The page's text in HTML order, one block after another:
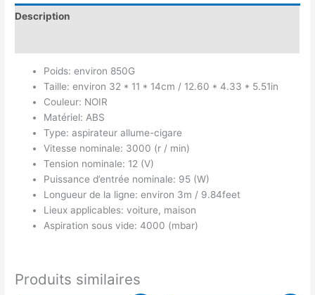
Description
Poids: environ 850G
Taille: environ 32 * 11 * 14cm / 12.60 * 4.33 * 5.51in
Couleur: NOIR
Matériel: ABS
Type: aspirateur allume-cigare
Vitesse nominale: 3000 (r / min)
Tension nominale: 12 (V)
Puissance d’entrée nominale: 95 (W)
Longueur de la ligne: environ 3m / 9.84feet
Lieux applicables: voiture, maison
Aspiration sous vide: 4000 (mbar)
Produits similaires